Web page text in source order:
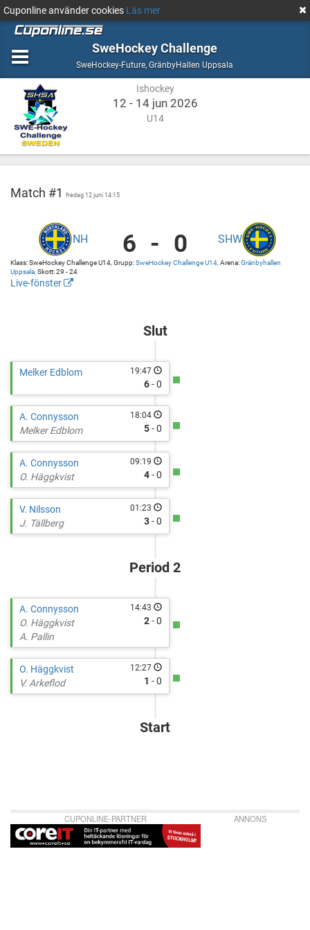
Cuponline använder cookies Läs mer
SweHockey Challenge
SweHockey-Future,Ishockey
GränbyHallen Uppsala
Uppsala
Ishockey
12 - 14 jun 2026
U14
Match #1 fredag 12 juni 14:15
Northland
Hockey
vs
Sweden
Gränbyhallen
Uppsala
Gränbyhallen
Uppsala
NH 6 - 0 SHW
Klass: SweHockey Challenge U14, Grupp:SweHockey Challenge U14, Arena:Gränbyhallen
Uppsala, Skott: 29 - 24
Live-fönster
Slut
Melker Edblom 19:47
6- 0
A. Connysson
Melker Edblom
18:04
5- 0
A. Connysson
O. Häggkvist
09:19
4- 0
V. Nilsson
J. Tällberg
01:23
3- 0
Period 2
A. Connysson
O. Häggkvist
A. Pallin
14:43
2- 0
O. Häggkvist
V. Arkeflod
12:27
1 - 0
Start
CUPONLINE-PARTNER ANNONS